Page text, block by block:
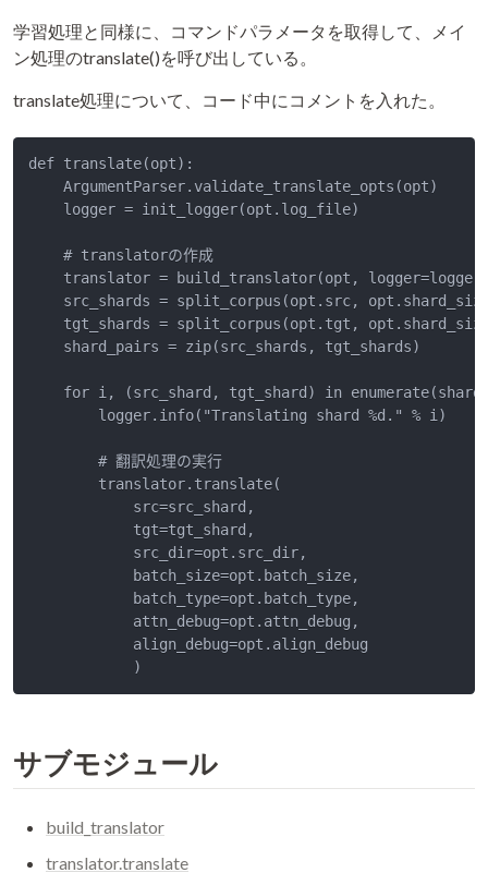
学習処理と同様に、コマンドパラメータを取得して、メイ
ン処理のtranslate()を呼び出している。
translate処理について、コード中にコメントを入れた。
def translate(opt):
    ArgumentParser.validate_translate_opts(opt)
    logger = init_logger(opt.log_file)
    # translatorの作成
translator = build_translator(opt,
src_shards = split_corpus(opt.src,
tgt_shards = split_corpus(opt.tgt,
    shard_pairs = zip(src_shards, tgt_shards)
for i, (src_shard, tgt_shard) in
        logger.info("Translating shard %d." % i)
        # 翻訳処理の実行
        translator.translate(
            src=src_shard,
            tgt=tgt_shard,
            src_dir=opt.src_dir,
            batch_size=opt.batch_size,
            batch_type=opt.batch_type,
            attn_debug=opt.attn_debug,
            align_debug=opt.align_debug
            )
サブモジュール
build_translator
translator.translate